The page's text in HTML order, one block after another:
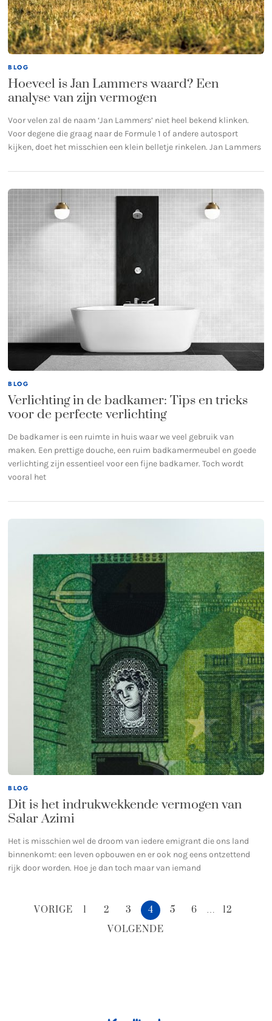
BLOG
Hoeveel is Jan Lammers waard? Een
analyse van zijn vermogen
Voor velen zal de naam ‘Jan Lammers’ niet heel bekend klinken.
Voor degene die graag naar de Formule 1 of andere autosport
kijken, doet het misschien een klein belletje rinkelen. Jan Lammers
BLOG
Verlichting in de badkamer: Tips en tricks
voor de perfecte verlichting
De badkamer is een ruimte in huis waar we veel gebruik van
maken. Een prettige douche, een ruim badkamermeubel en goede
verlichting zijn essentieel voor een fijne badkamer. Toch wordt
vooral het
BLOG
Dit is het indrukwekkende vermogen van
Salar Azimi
Het is misschien wel de droom van iedere emigrant die ons land
binnenkomt: een leven opbouwen en er ook nog eens ontzettend
rijk door worden. Hoe je dan toch maar van iemand
VORIGE 1 2 3 4 5 6 …
12
VOLGENDE